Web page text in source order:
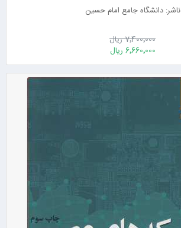
ناشر: دانشگاه جامع امام حسین
7٬400٬000 ریال
6٬660٬000 ریال